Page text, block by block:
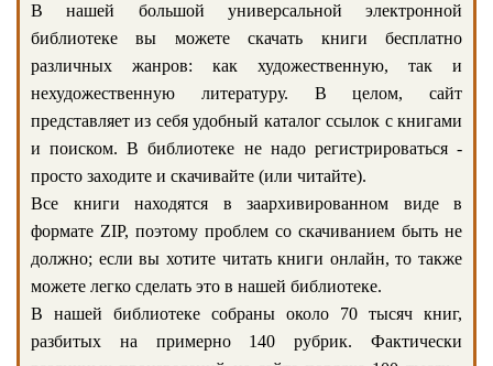
В нашей большой универсальной электронной
библиотеке вы можете скачать книги бесплатно
различных жанров: как художественную, так и
нехудожественную литературу. В целом, сайт
представляет из себя удобный каталог ссылок с книгами
и поиском. В библиотеке не надо регистрироваться -
просто заходите и скачивайте (или читайте).
Все книги находятся в заархивированном виде в
формате ZIP, поэтому проблем со скачиванием быть не
должно; если вы хотите читать книги онлайн, то также
можете легко сделать это в нашей библиотеке.
В нашей библиотеке собраны около 70 тысяч книг,
разбитых на примерно 140 рубрик. Фактически